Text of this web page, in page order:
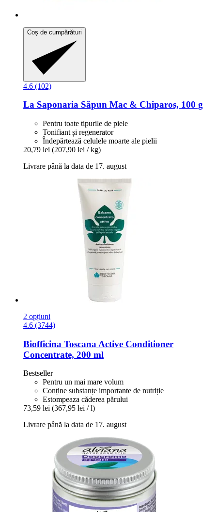
Coș de cumpărături
4.6 (102)
La Saponaria Săpun Mac & Chiparos, 100 g
Pentru toate tipurile de piele
Tonifiant și regenerator
Îndepărtează celulele moarte ale pielii
20,79 lei (207,90 lei / kg)
Livrare până la data de 17. august
2 opțiuni
4.6 (3744)
Biofficina Toscana Active Conditioner
Concentrate, 200 ml
Bestseller
Pentru un mai mare volum
Conține substanțe importante de nutriție
Estompeaza căderea părului
73,59 lei (367,95 lei / l)
Livrare până la data de 17. august